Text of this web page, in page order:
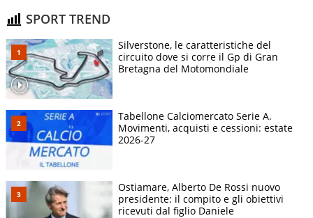
SPORT TREND
Silverstone, le caratteristiche del
circuito dove si corre il Gp di Gran
Bretagna del Motomondiale
Tabellone Calciomercato Serie A.
Movimenti, acquisti e cessioni: estate
2026-27
Ostiamare, Alberto De Rossi nuovo
presidente: il compito e gli obiettivi
ricevuti dal figlio Daniele